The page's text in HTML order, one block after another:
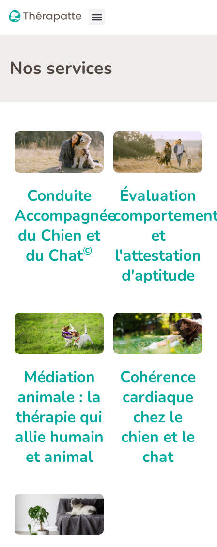
Nos services
Conduite
Accompagnée
du Chien et
du Chat©
Évaluation
et
l'attestation
d'aptitude
Médiation
animale : la
thérapie qui
allie humain
et animal
Cohérence
cardiaque
chez le
chien et le
chat